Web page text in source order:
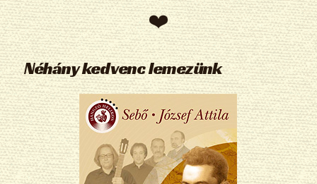
Néhány kedvenc lemezünk